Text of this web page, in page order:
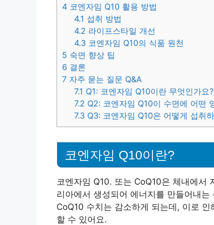
4 코엔자임 Q10 활용 방법
4.1 섭취 방법
4.2 라이프스타일 개선
4.3 코엔자임 Q10의 식품 원천
5 숙면 향상 팁
6 결론
7 자주 묻는 질문 Q&A
7.1 Q1: 코엔자임 Q10이란 무엇인가요?
7.2 Q2: 코엔자임 Q10이 수면에 어떤
7.3 Q3: 코엔자임 Q10은 어떻게 섭취
코엔자임 Q10이란?
코엔자임 Q10. 또는 CoQ10은 체내에서
리아에서 생성되어 에너지를 만들어내
CoQ10 수치는 감소하게 되는데, 이로
할 수 있어요.